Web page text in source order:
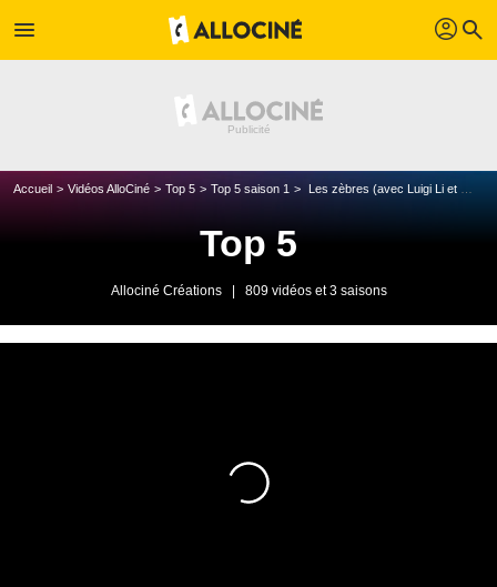
menu profil search
Accueil Vidéos AlloCiné Top 5 Top 5 saison 1 Les zèbres (avec Luigi Li et Waly Dia du Jamel Comedy Club)
Top 5
Allociné Créations 809 vidéos et 3 saisons